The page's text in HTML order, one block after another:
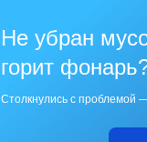
Не убран
горит
Столкнулись с проблемой